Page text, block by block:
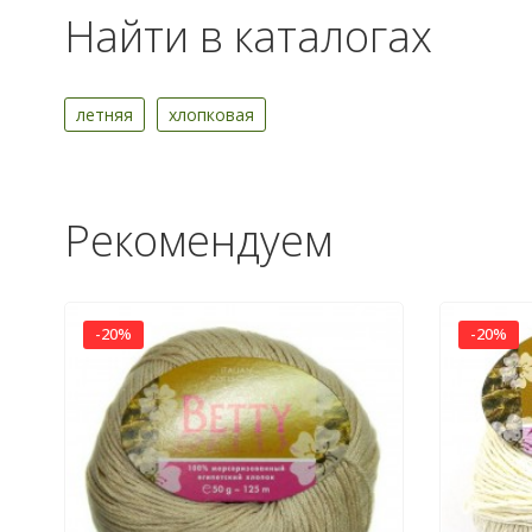
Найти в каталогах
летняя хлопковая
Рекомендуем
-20% -20%